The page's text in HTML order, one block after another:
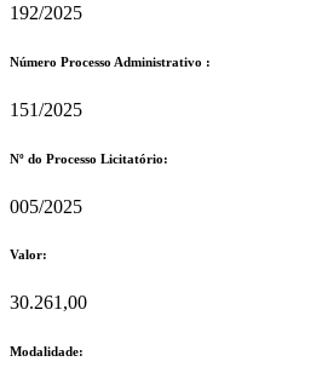
192/2025
Número Processo Administrativo :
151/2025
Nº do Processo Licitatório:
005/2025
Valor:
30.261,00
Modalidade: